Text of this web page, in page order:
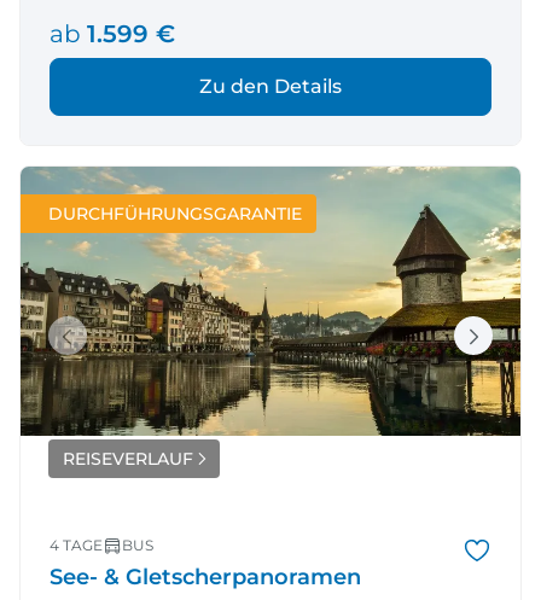
ab 1.599 €
Zu den Details
DURCHFÜHRUNGSGARANTIE
REISEVERLAUF
4 TAGE BUS
See- & Gletscherpanoramen